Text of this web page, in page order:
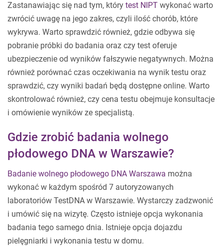
Zastanawiając się nad tym, który test NIPT wykonać warto
zwrócić uwagę na jego zakres, czyli ilość chorób, które
wykrywa. Warto sprawdzić również, gdzie odbywa się
pobranie próbki do badania oraz czy test oferuje
ubezpieczenie od wyników fałszywie negatywnych. Można
również porównać czas oczekiwania na wynik testu oraz
sprawdzić, czy wyniki badań będą dostępne online. Warto
skontrolować również, czy cena testu obejmuje konsultacje
i omówienie wyników ze specjalistą.
Gdzie zrobić badania wolnego
płodowego DNA w Warszawie?
Badanie wolnego płodowego DNA Warszawa można
wykonać w każdym spośród 7 autoryzowanych
laboratoriów TestDNA w Warszawie. Wystarczy zadzwonić
i umówić się na wizytę. Często istnieje opcja wykonania
badania tego samego dnia. Istnieje opcja dojazdu
pielęgniarki i wykonania testu w domu.